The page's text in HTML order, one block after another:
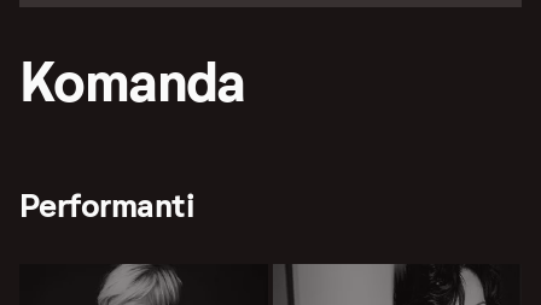
Komanda
Performanti